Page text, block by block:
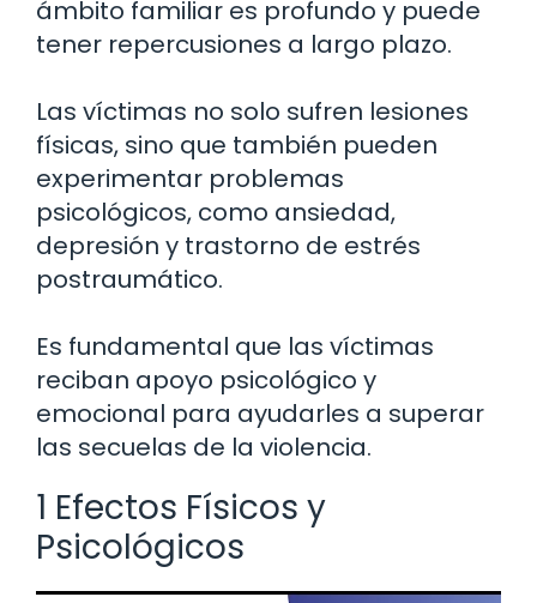
ámbito familiar es profundo y puede
tener repercusiones a largo plazo.
Las víctimas no solo sufren lesiones
físicas, sino que también pueden
experimentar problemas
psicológicos, como ansiedad,
depresión y trastorno de estrés
postraumático.
Es fundamental que las víctimas
reciban apoyo psicológico y
emocional para ayudarles a superar
las secuelas de la violencia.
1 Efectos Físicos y
Psicológicos